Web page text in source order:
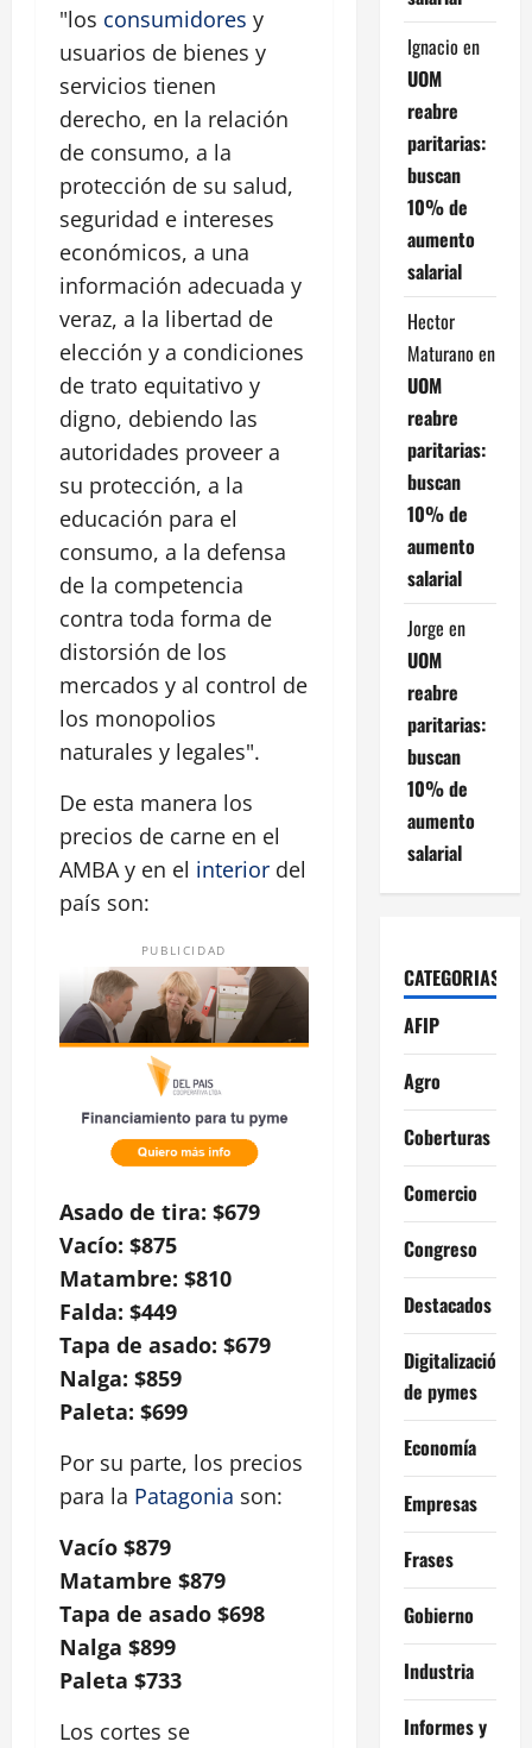
"los consumidores y
usuarios de bienes y
servicios tienen
derecho, en la relación
de consumo, a la
protección de su salud,
seguridad e intereses
económicos, a una
información adecuada y
veraz, a la libertad de
elección y a condiciones
de trato equitativo y
digno, debiendo las
autoridades proveer a
su protección, a la
educación para el
consumo, a la defensa
de la competencia
contra toda forma de
distorsión de los
mercados y al control de
los monopolios
naturales y legales".
De esta manera los
precios de carne en el
AMBA y en el interior del
país son:
PUBLICIDAD
Asado de tira: $679
Vacío: $875
Matambre: $810
Falda: $449
Tapa de asado: $679
Nalga: $859
Paleta: $699
Por su parte, los precios
para la Patagonia son:
Vacío $879
Matambre $879
Tapa de asado $698
Nalga $899
Paleta $733
Los cortes se
Ignacio en
UOM
reabre
paritarias:
buscan
10% de
aumento
salarial
Hector
Maturano en
UOM
reabre
paritarias:
buscan
10% de
aumento
salarial
Jorge en
UOM
reabre
paritarias:
buscan
10% de
aumento
salarial
CATEGORIAS
AFIP
Agro
Coberturas
Comercio
Congreso
Destacados
Digitalización
de pymes
Economía
Empresas
Frases
Gobierno
Industria
Informes y